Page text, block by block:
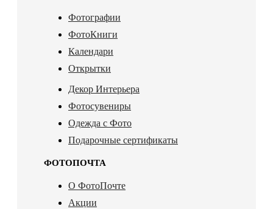
Фотографии
ФотоКниги
Календари
Открытки
Декор Интерьера
Фотосувениры
Одежда с Фото
Подарочные сертификаты
ФОТОПОЧТА
О ФотоПочте
Акции